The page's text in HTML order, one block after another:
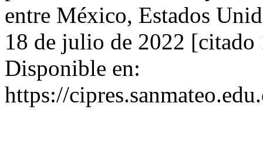
entre México, Estados
18 de julio de 2022
Disponible en:
https://